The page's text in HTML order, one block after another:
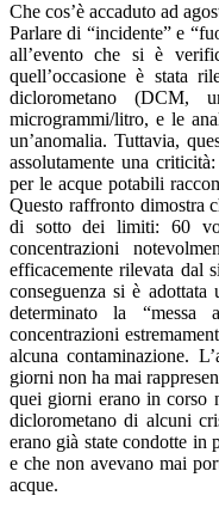
Che cos’è accaduto ad
Parlare di “incidente” e
all’evento che si è
quell’occasione è stata
diclorometano (DCM,
microgrammi/litro, e le
un’anomalia. Tuttavia,
assolutamente una
per le acque potabili
Questo raffronto dimostra
di sotto dei limiti: 60
concentrazioni
efficacemente rilevata dal
conseguenza si è adottata
determinato la
concentrazioni
alcuna contaminazione.
giorni non ha mai
quei giorni erano in corso
diclorometano di alcuni
erano già state condotte in
e che non avevano mai
acque.